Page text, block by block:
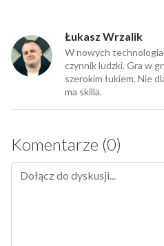
Łukasz Wrzalik
W nowych
czynnik ludzki. Gra w
szerokim łukiem. Nie
ma skilla.
Komentarze (0)